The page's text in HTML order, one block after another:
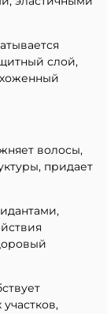
слой,
волосы,
придает